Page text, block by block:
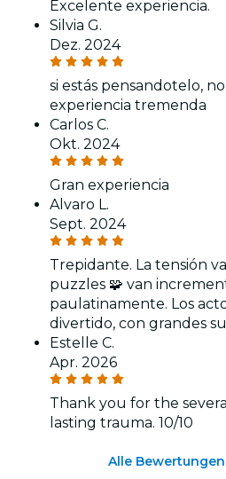
Excelente experiencia.
Silvia G.
Dez. 2024
si estás pensandotelo,
experiencia tremenda
Carlos C.
Okt. 2024
Gran experiencia
Alvaro L.
Sept. 2024
Trepidante. La tensión
puzzles 🧩 van
paulatinamente. Los
divertido, con grandes
Estelle C.
Apr. 2026
Thank you for the
lasting trauma. 10/10
Alle